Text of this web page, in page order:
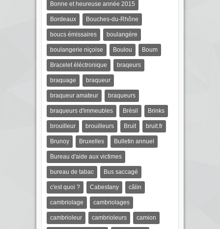
Bonne et heureuse année 2015
Bordeaux Bouches-du-Rhône
boucs émissaires boulangère
boulangerie niçoise Boulou Boum
Bracelet éléctronique braqeurs
braquage braqueur
braqueur amateur braqueurs
braqueurs d'immeubles Brésil Brinks
brouilleur brouilleurs Bruit bruit.fr
Brunoy Bruxelles Bulletin annuel
Bureau d'aide aux victimes
bureau de tabac Bus saccagé
c'est quoi ? Cabestany câlin
cambriolage cambriolages
cambrioleur cambrioleurs camion